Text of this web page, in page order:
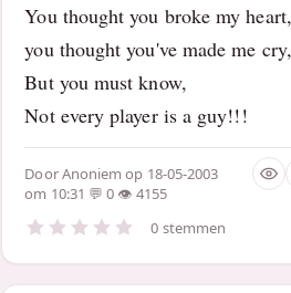
You thought you broke my heart,
you thought you've made me cry,
But you must know,
Not every player is a guy!!!
DoorAnoniem op 18-05-2003
om 10:31
0
4155
0 stemmen